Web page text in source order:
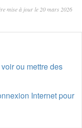
mise à jour le 20 mars 2026
ou mettre des
Internet pour